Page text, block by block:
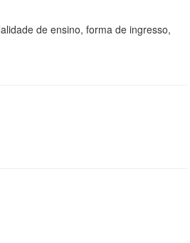
de ensino, forma de ingresso,